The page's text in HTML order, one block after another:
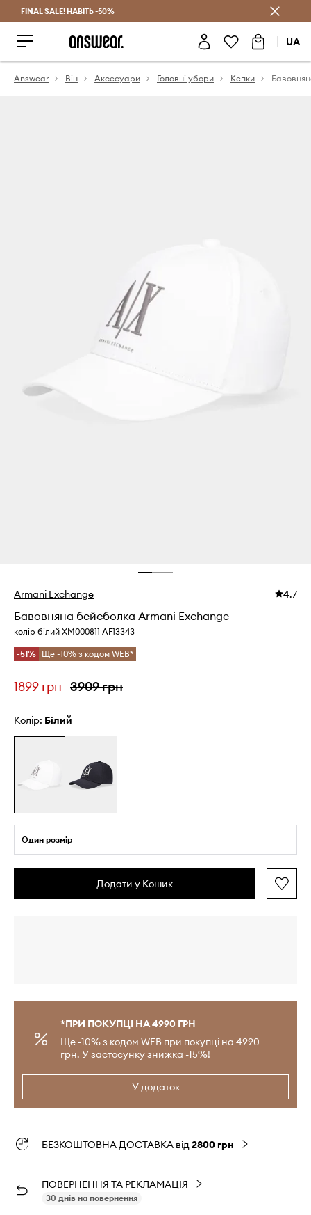
Заощаджуй з Answear Club
FINAL SALE! НАВІТЬ -50%
UA
Answear Він Аксесуари Головні убори Кепки
Armani Exchange 4.7
Бавовняна бейсболка Armani Exchange
колір білий XM000811 AF13343
-51% Ще -10% з кодом WEB*
1899 грн 3909 грн
Колір: білий
Один розмір
Додати у Кошик
*ПРИ ПОКУПЦІ НА 4990 ГРН
Ще -10% з кодом WEB при покупці на 4990
грн. У застосунку знижка -15%!
У додаток
БЕЗКОШТОВНА ДОСТАВКА від2800 грн
ПОВЕРНЕННЯ ТА РЕКЛАМАЦІЯ
30 днів на повернення